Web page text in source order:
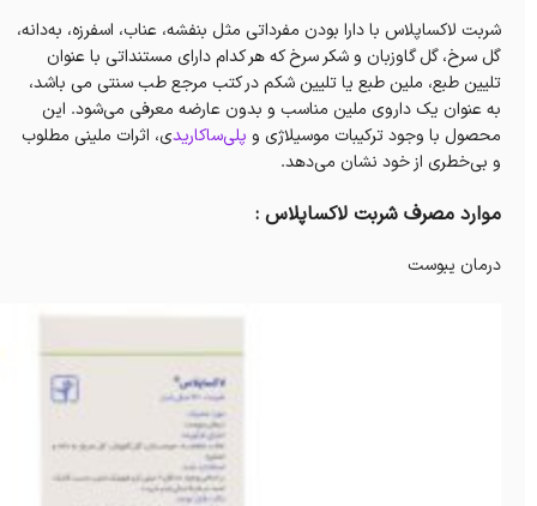
شربت لاکساپلاس با دارا بودن مفرداتی مثل بنفشه، عناب، اسفرزه، به‌دانه،
گل سرخ، گل گاوزبان و شکر سرخ که هر کدام دارای مستنداتی با عنوان
تلیین طبع، ملین طبع یا تلیین شکم در کتب مرجع طب سنتی می باشد،
به عنوان یک داروی ملین مناسب و بدون عارضه معرفی می‌شود. این
محصول با وجود ترکیبات موسیلاژی و پلی‌ساکاریدی، اثرات ملینی مطلوب
و بی‌خطری از خود نشان می‌دهد.
موارد مصرف شربت لاکساپلاس :
درمان یبوست